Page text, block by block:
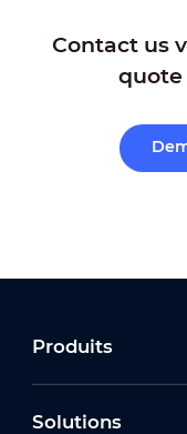
Contact us
quote
Produits
Solutions